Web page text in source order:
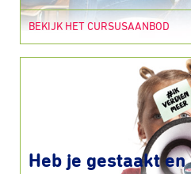
BEKIJK HET CURSUSAANBOD
Heb je gestaakt